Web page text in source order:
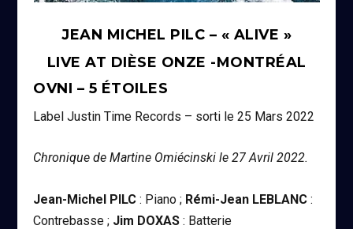
JEAN MICHEL PILC – « ALIVE »
LIVE AT DIÈSE ONZE -MONTRÉAL
OVNI – 5 ÉTOILES
Label Justin Time Records – sorti le 25 Mars 2022
Chronique de Martine Omiécinski le 27 Avril 2022.
Jean-Michel PILC : Piano ; Rémi-Jean LEBLANC :
Contrebasse ; Jim DOXAS : Batterie